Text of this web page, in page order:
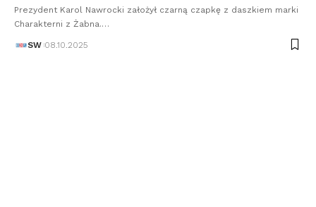
Prezydent Karol Nawrocki założył czarną czapkę z daszkiem marki
Charakterni z Żabna.…
SW 08.10.2025